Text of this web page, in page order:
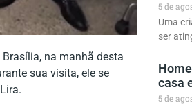
na manhã desta
sua visita, ele se
5 de
Uma
ser
casa
5 de